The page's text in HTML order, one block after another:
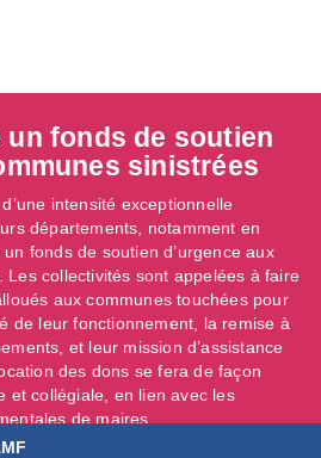
un fonds de soutien
sinistrées
intensité exceptionnelle
départements, notamment en
fonds de soutien d’urgence aux
Les collectivités sont appelées à faire
aux communes touchées pour
de leur fonctionnement, la remise à
et leur mission d’assistance
des dons se fera de façon
et collégiale, en lien avec les
de maires. ...